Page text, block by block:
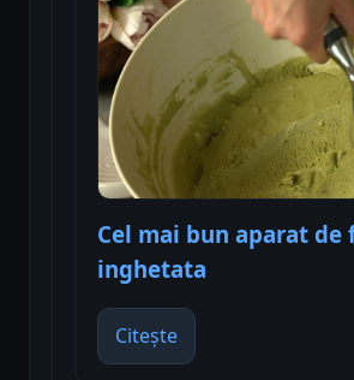
Cel mai bun aparat de
inghetata
Citește